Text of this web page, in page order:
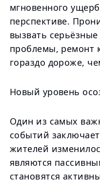
мгновенного
перспективе.
вызвать
проблемы, ремонт
гораздо дороже,
Новый уровень
Один из самых
событий
жителей
являются
становятся